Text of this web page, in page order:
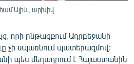
Ալիև, արխիվ
որի ընթացքում Ադրբեջանի
չի սպառնում պատերազմով:
պես մեղադրում է Հայաստանին